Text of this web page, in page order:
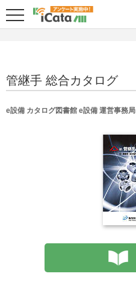
管継手 総合カタログ
e設備 カタログ図書館 e設備 運営事務局